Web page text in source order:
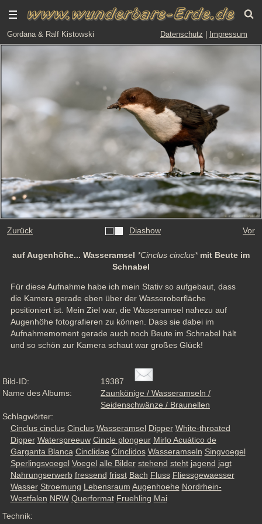
Gordana & Ralf Kistowski Datenschutz Impressum
Zurück Diashow Vor
auf Augenhöhe... Wasseramsel *Cinclus cinclus*mit Beute im
Schnabel
Für diese Aufnahme habe ich mein Stativ so aufgebaut, dass
die Kamera gerade eben über der Wasseroberfläche
positioniert ist. Mein Ziel war, die Wasseramsel nahezu auf
Augenhöhe fotografieren zu können. Dass sie dabei im
Aufnahmemoment gerade auch noch Beute im Schnabel hält
und so schön zur Kamera schaut war großes Glück!
Bild-ID:
19387
Name des Albums:
Zaunkönige / Wasseramseln /
Seidenschwänze / Braunellen
Schlagwörter:
Cinclus cinclus Cinclus Wasseramsel Dipper White-throated
Dipper Waterspreeuw Cincle plongeur Mirlo Acuático de
Garganta Blanca Cinclidae Cínclidos Wasseramseln Singvoegel
Sperlingsvoegel Voegel alle Bilder stehend steht jagend jagt
Nahrungserwerb fressend frisst Bach Fluss Fliessgewaesser
Wasser Stroemung Lebensraum Augenhoehe Nordrhein-
Westfalen NRW Querformat Fruehling Mai
Technik: